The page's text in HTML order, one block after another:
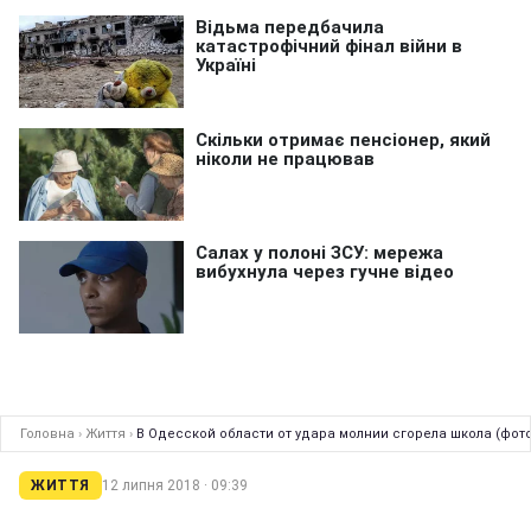
Головна › Життя › В Одесской области от удара молнии сгорела школа
ЖИТТЯ 12 липня 2018 · 09:39